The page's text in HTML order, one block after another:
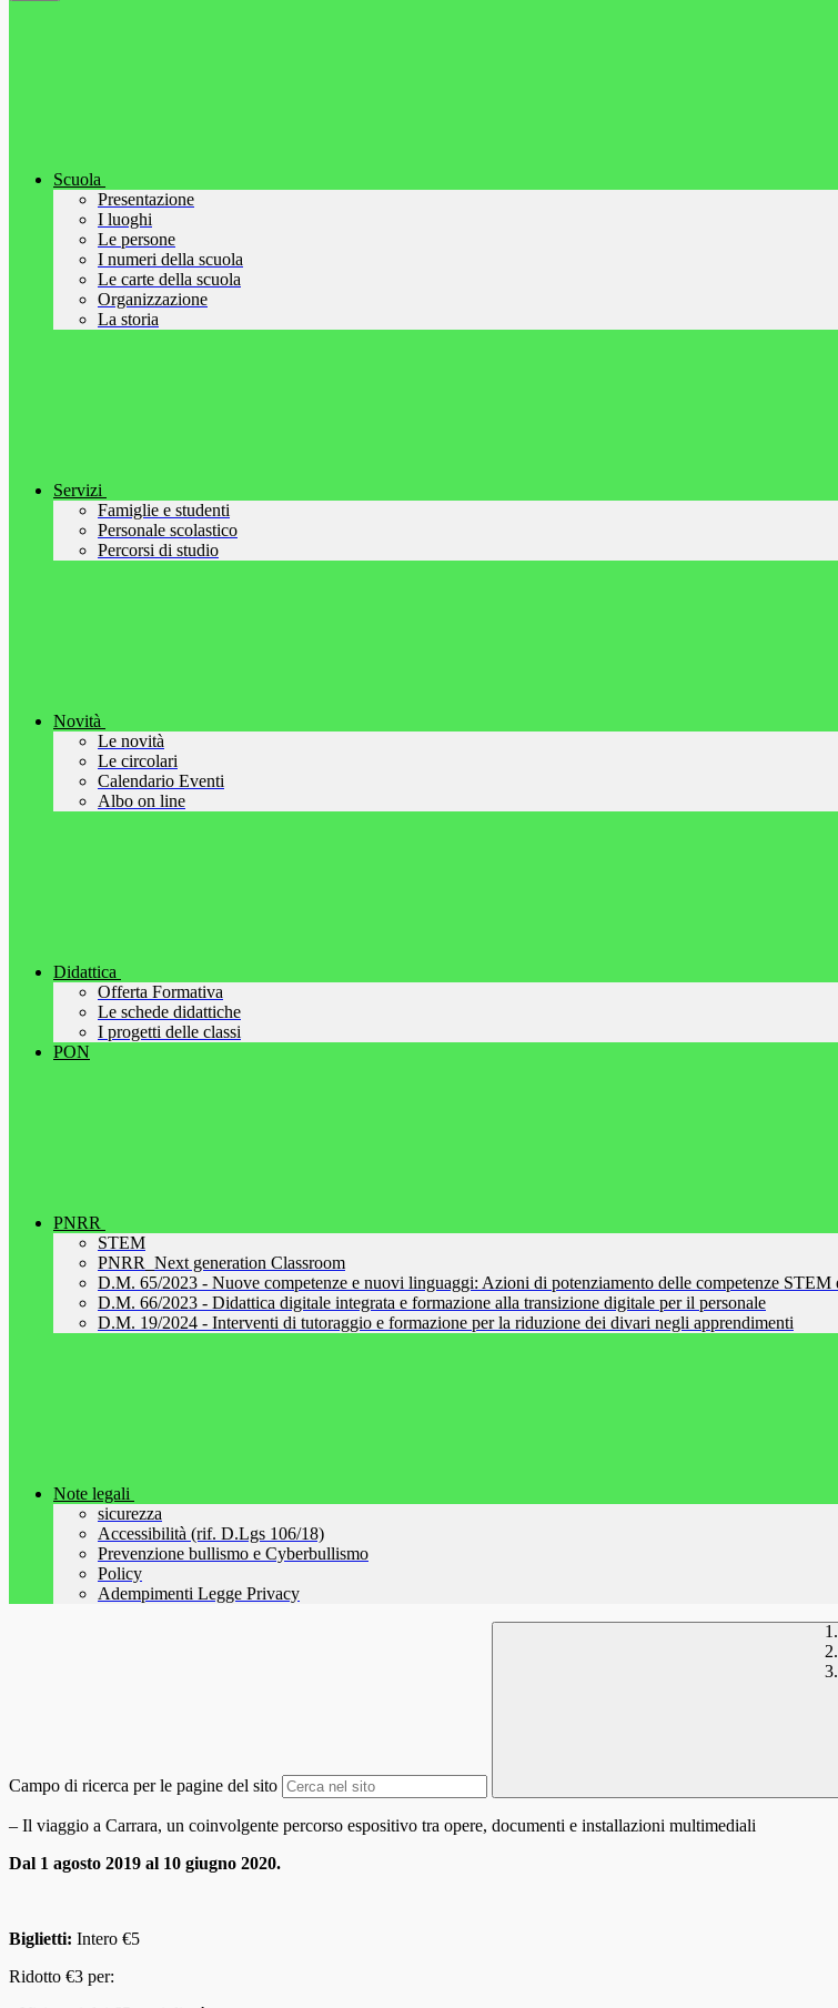
Scuola
Presentazione
I luoghi
Le persone
I numeri della scuola
Le carte della scuola
Organizzazione
La storia
Servizi
Famiglie e studenti
Personale scolastico
Percorsi di studio
Novità
Le novità
Le circolari
Calendario Eventi
Albo on line
Didattica
Offerta Formativa
Le schede didattiche
I progetti delle classi
PON
PNRR
STEM
PNRR_Next generation Classroom
D.M. 65/2023 - Nuove competenze e nuovi linguaggi: Azioni di potenziamento delle competenze STEM
D.M. 66/2023 - Didattica digitale integrata e formazione alla transizione digitale per il personale
D.M. 19/2024 - Interventi di tutoraggio e formazione per la riduzione dei divari negli apprendimenti
Note legali
sicurezza
Accessibilità (rif. D.Lgs 106/18)
Prevenzione bullismo e Cyberbullismo
Policy
Adempimenti Legge Privacy
Campo di ricerca per le pagine del sito
– Il viaggio a Carrara, un coinvolgente percorso espositivo tra opere, documenti e installazioni multimediali
Dal 1 agosto 2019 al 10 giugno 2020.
Biglietti: Intero €5
Ridotto €3 per: